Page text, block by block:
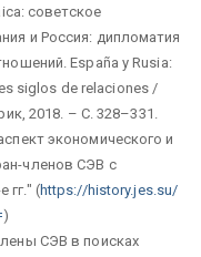
советское
и Россия: дипломатия
España y Rusia:
siglos de relaciones /
2018. – С. 328–331.
экономического и
членов СЭВ с
гг." (https://history.jes.su/
)
СЭВ в поисках